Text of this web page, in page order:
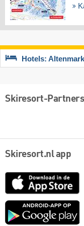
Hotels:
Skiresort-Partners
Skiresort.nl app